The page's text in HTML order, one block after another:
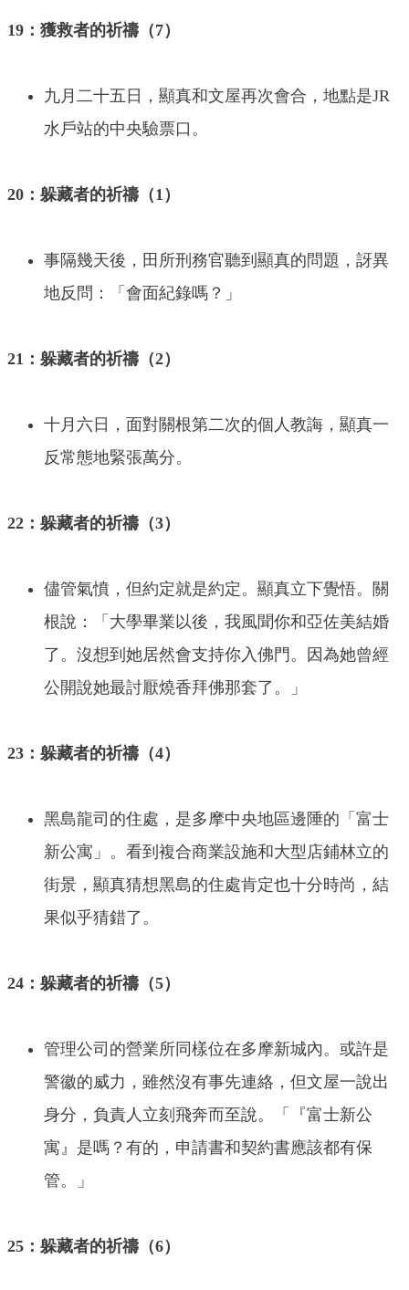
19：獲救者的祈禱（7）
九月二十五日，顯真和文屋再次會合，地點是JR
水戶站的中央驗票口。
20：躲藏者的祈禱（1）
事隔幾天後，田所刑務官聽到顯真的問題，訝異
地反問：「會面紀錄嗎？」
21：躲藏者的祈禱（2）
十月六日，面對關根第二次的個人教誨，顯真一
反常態地緊張萬分。
22：躲藏者的祈禱（3）
儘管氣憤，但約定就是約定。顯真立下覺悟。關
根說：「大學畢業以後，我風聞你和亞佐美結婚
了。沒想到她居然會支持你入佛門。因為她曾經
公開說她最討厭燒香拜佛那套了。」
23：躲藏者的祈禱（4）
黑島龍司的住處，是多摩中央地區邊陲的「富士
新公寓」。看到複合商業設施和大型店鋪林立的
街景，顯真猜想黑島的住處肯定也十分時尚，結
果似乎猜錯了。
24：躲藏者的祈禱（5）
管理公司的營業所同樣位在多摩新城內。或許是
警徽的威力，雖然沒有事先連絡，但文屋一說出
身分，負責人立刻飛奔而至說。「『富士新公
寓』是嗎？有的，申請書和契約書應該都有保
管。」
25：躲藏者的祈禱（6）